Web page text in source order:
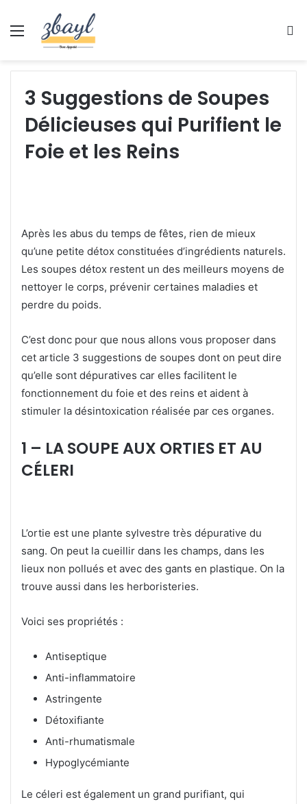
Menu
3 Suggestions de Soupes
Délicieuses qui Purifient le
Foie et les Reins
Après les abus du temps de fêtes, rien de mieux
qu’une petite détox constituées d’ingrédients naturels.
Les soupes détox restent un des meilleurs moyens de
nettoyer le corps, prévenir certaines maladies et
perdre du poids.
C’est donc pour que nous allons vous proposer dans
cet article 3 suggestions de soupes dont on peut dire
qu’elle sont dépuratives car elles facilitent le
fonctionnement du foie et des reins et aident à
stimuler la désintoxication réalisée par ces organes.
1 – LA SOUPE AUX ORTIES ET AU
CÉLERI
L’ortie est une plante sylvestre très dépurative du
sang. On peut la cueillir dans les champs, dans les
lieux non pollués et avec des gants en plastique. On la
trouve aussi dans les herboristeries.
Voici ses propriétés :
Antiseptique
Anti-inflammatoire
Astringente
Détoxifiante
Anti-rhumatismale
Hypoglycémiante
Le céleri est également un grand purifiant, qui